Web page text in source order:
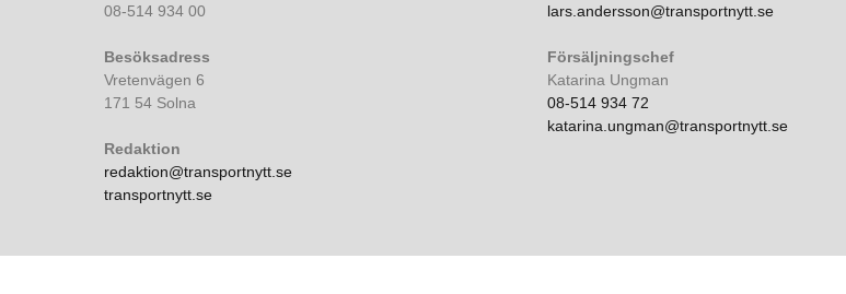
08-514 934 00
Besöksadress
Vretenvägen 6
171 54 Solna
Redaktion
redaktion@transportnytt.se
transportnytt.se
lars.andersson@transportnytt.se
Försäljningschef
Katarina Ungman
08-514 934 72
katarina.ungman@transportnytt.se